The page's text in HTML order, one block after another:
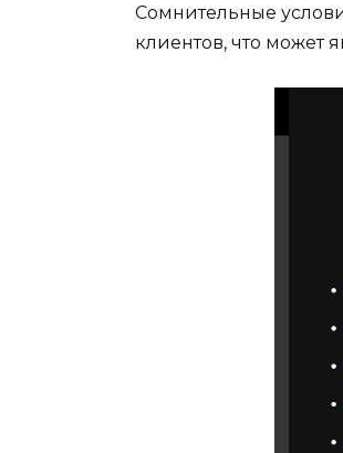
Сомнительные
клиентов, что может